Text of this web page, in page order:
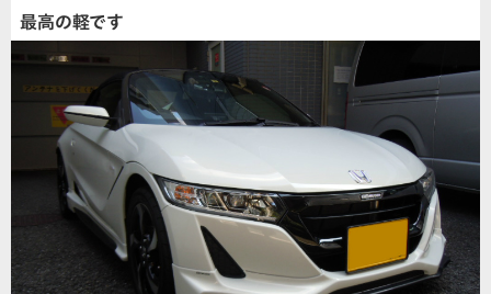
最高の軽です